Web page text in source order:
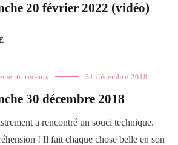
20 février 2022 (vidéo)
récents 31 décembre 2018
30 décembre 2018
a rencontré un souci technique.
! Il fait chaque chose belle en son